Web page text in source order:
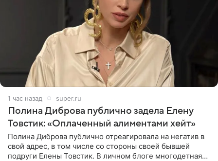
1 час назад super.ru
Полина Диброва публично задела Елену
Товстик: «Оплаченный алиментами хейт»
Полина Диброва публично отреагировала на негатив в
свой адрес, в том числе со стороны своей бывшей
подруги Елены Товстик. В личном блоге многодетная